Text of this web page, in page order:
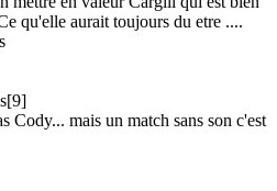
qu'elle aurait toujours du etre ....
Cody... mais un match sans son c'est